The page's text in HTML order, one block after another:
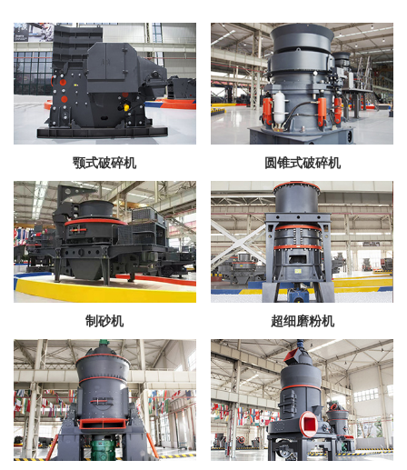
颚式破碎机 圆锥式破碎机
制砂机 超细磨粉机